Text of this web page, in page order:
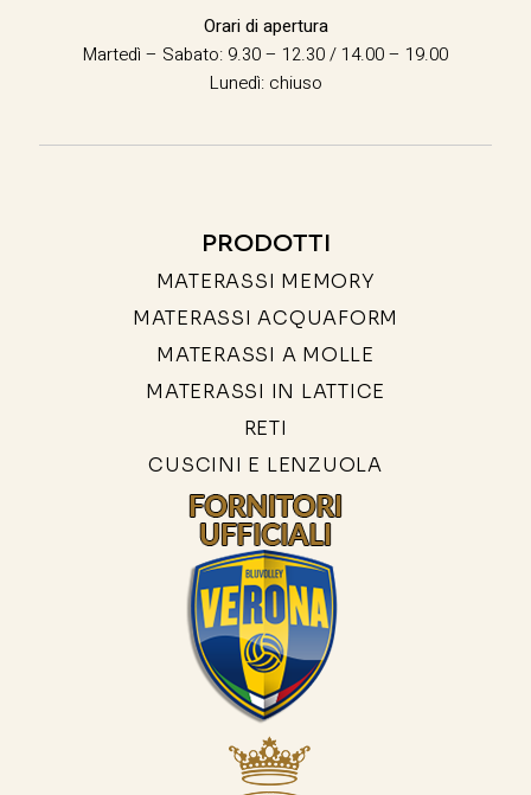
Orari di apertura
Martedì – Sabato: 9.30 – 12.30 / 14.00 – 19.00
Lunedì: chiuso
PRODOTTI
MATERASSI MEMORY
MATERASSI ACQUAFORM
MATERASSI A MOLLE
MATERASSI IN LATTICE
RETI
CUSCINI E LENZUOLA